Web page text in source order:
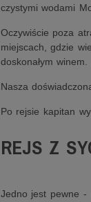
czystymi wodami
Oczywiście poza
miejscach, gdzie
doskonałym winem.
Nasza
Po rejsie kapitan
REJS Z
Jedno jest pewne -